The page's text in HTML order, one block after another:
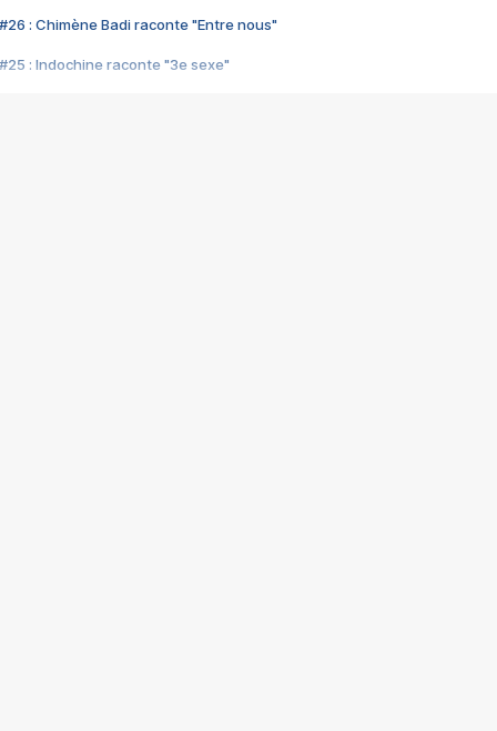
#26 : Chimène Badi raconte "Entre nous"
#25 : Indochine raconte "3e sexe"